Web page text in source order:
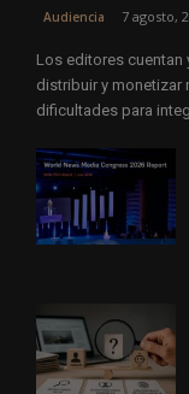
Audiencia 7 agosto,
Los editores cuentan
distribuir y monetizar
dificultades para